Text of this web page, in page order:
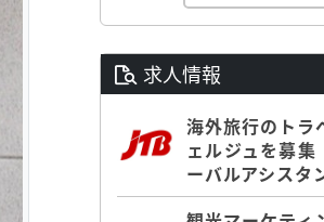
求人情報
海外旅行のトラ
ェルジュを募集
ーバルアシスタ